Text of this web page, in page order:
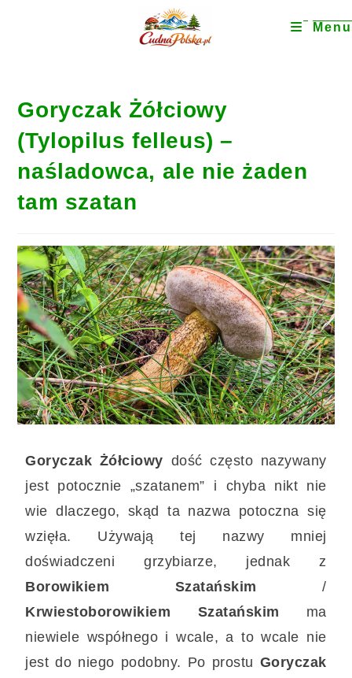
Menu
Goryczak Żółciowy
(Tylopilus felleus) –
naśladowca, ale nie żaden
tam szatan
Goryczak Żółciowy dość często nazywany
jest potocznie „szatanem” i chyba nikt nie
wie dlaczego, skąd ta nazwa potoczna się
wzięła. Używają tej nazwy mniej
doświadczeni grzybiarze, jednak z
Borowikiem Szatańskim /
Krwiestoborowikiem Szatańskim ma
niewiele współnego i wcale, a to wcale nie
jest do niego podobny. Po prostu Goryczak